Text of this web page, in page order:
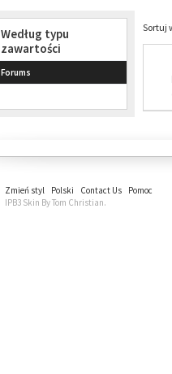
Według typu
zawartości
Forums
Sortuj
Zmień styl Polski Contact Us
Pomoc
IPB3 Skin By Tom Christian.